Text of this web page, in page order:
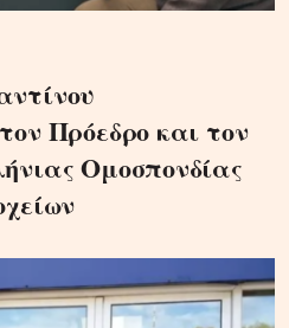
Πρόεδρο και τον
Ομοσπονδίας